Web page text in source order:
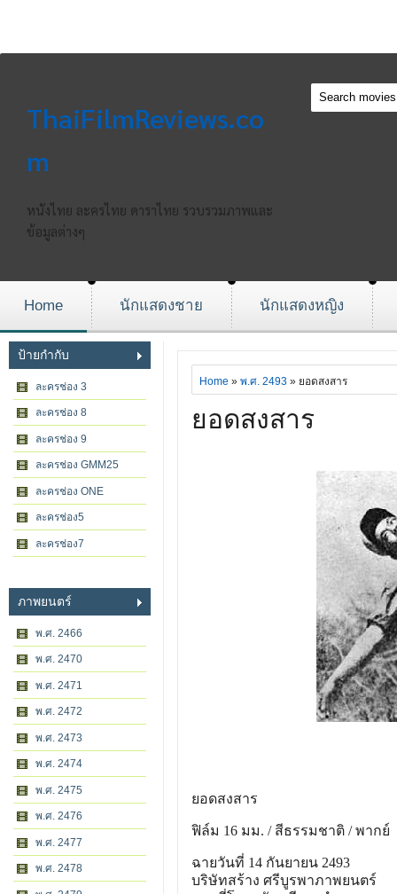
ThaiFilmReviews.co
m
หนังไทย ละครไทย ดาราไทย รวบรวมภาพและ
ข้อมูลต่างๆ
Home นักแสดงชาย นักแสดงหญิง
ป้ายกำกับ
ละครช่อง 3
ละครช่อง 8
ละครช่อง 9
ละครช่อง GMM25
ละครช่อง ONE
ละครช่อง5
ละครช่อง7
ภาพยนตร์
พ.ศ. 2466
พ.ศ. 2470
พ.ศ. 2471
พ.ศ. 2472
พ.ศ. 2473
พ.ศ. 2474
พ.ศ. 2475
พ.ศ. 2476
พ.ศ. 2477
พ.ศ. 2478
Home » พ.ศ. 2493 » ยอดสงสาร
ยอดสงสาร
ยอดสงสาร
ฟิล์ม 16 มม. / สีธรรมชาติ / พากย์
ฉายวันที่ 14 กันยายน 2493
บริษัทสร้าง ศรีบูรพาภาพยนตร์